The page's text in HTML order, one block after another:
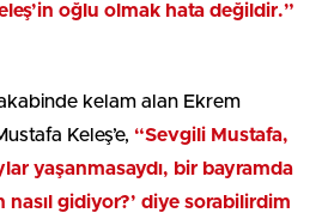
oğlu olmak hata değildir.”
akabinde kelam alan Ekrem
Keleş’e, “Sevgili Mustafa,
yaşanmasaydı, bir bayramda
nasıl gidiyor?’ diye sorabilirdim